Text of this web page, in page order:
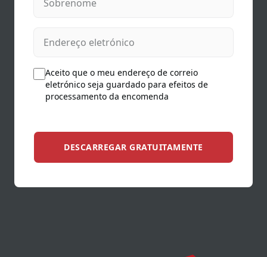
Endereço eletrónico
Aceito que o meu endereço de correio
eletrónico seja guardado para efeitos de
processamento da encomenda
DESCARREGAR GRATUITAMENTE